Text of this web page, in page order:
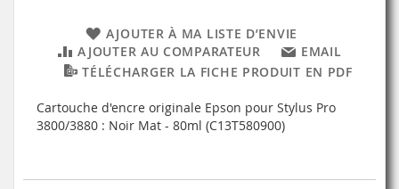
AJOUTER À MA LISTE D’ENVIE
AJOUTER AU COMPARATEUR
EMAIL
TÉLÉCHARGER LA FICHE PRODUIT EN PDF
Cartouche d'encre originale Epson pour Stylus Pro
3800/3880 : Noir Mat - 80ml (C13T580900)